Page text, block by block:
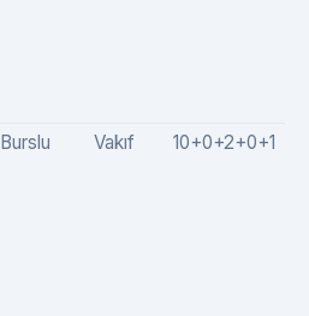
Burslu Vakıf 10+0+2+0+1